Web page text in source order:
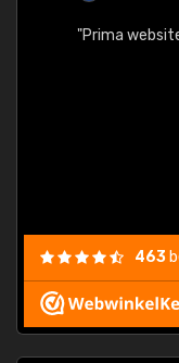
"Prima
463